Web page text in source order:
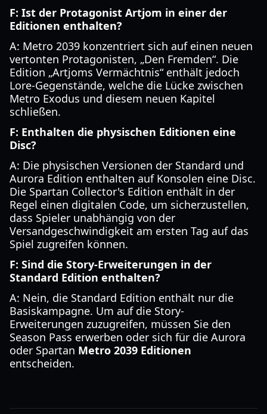
F: Ist der Protagonist Artjom in einer der
Editionen enthalten?
A: Metro 2039 konzentriert sich auf einen neuen
vertonten Protagonisten, „Den Fremden“. Die
Edition „Artjoms Vermächtnis“ enthält jedoch
Lore-Gegenstände, welche die Lücke zwischen
Metro Exodus und diesem neuen Kapitel
schließen.
F: Enthalten die physischen Editionen eine
Disc?
A: Die physischen Versionen der Standard und
Aurora Edition enthalten auf Konsolen eine Disc.
Die Spartan Collector's Edition enthält in der
Regel einen digitalen Code, um sicherzustellen,
dass Spieler unabhängig von der
Versandgeschwindigkeit am ersten Tag auf das
Spiel zugreifen können.
F: Sind die Story-Erweiterungen in der
Standard Edition enthalten?
A: Nein, die Standard Edition enthält nur die
Basiskampagne. Um auf die Story-
Erweiterungen zuzugreifen, müssen Sie den
Season Pass erwerben oder sich für die Aurora
oder Spartan Metro 2039 Editionen
entscheiden.